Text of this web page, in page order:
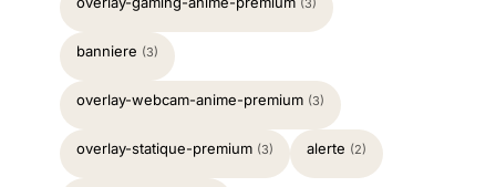
(3)
banniere (3)
overlay-webcam-anime-premium (3)
overlay-statique-premium (3) alerte (2)